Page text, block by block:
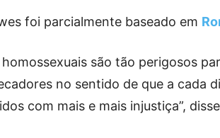
foi parcialmente baseado em
homossexuais são tão perigosos
no sentido de que a cada
com mais e mais injustiça”,